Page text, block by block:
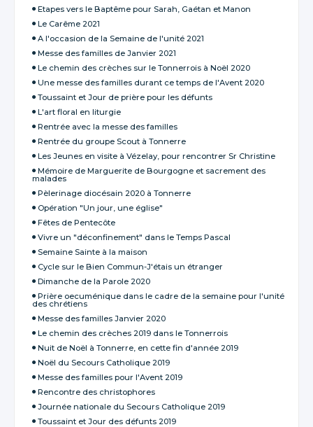
Etapes vers le Baptême pour Sarah, Gaétan et Manon
Le Carême 2021
A l'occasion de la Semaine de l'unité 2021
Messe des familles de Janvier 2021
Le chemin des crèches sur le Tonnerrois à Noël 2020
Une messe des familles durant ce temps de l'Avent 2020
Toussaint et Jour de prière pour les défunts
L'art floral en liturgie
Rentrée avec la messe des familles
Rentrée du groupe Scout à Tonnerre
Les Jeunes en visite à Vézelay, pour rencontrer Sr Christine
Mémoire de Marguerite de Bourgogne et sacrement des
malades
Pèlerinage diocésain 2020 à Tonnerre
Opération "Un jour, une église"
Fêtes de Pentecôte
Vivre un "déconfinement" dans le Temps Pascal
Semaine Sainte à la maison
Cycle sur le Bien Commun-J'étais un étranger
Dimanche de la Parole 2020
Prière oecuménique dans le cadre de la semaine pour l'unité
des chrétiens
Messe des familles Janvier 2020
Le chemin des crèches 2019 dans le Tonnerrois
Nuit de Noël à Tonnerre, en cette fin d'année 2019
Noël du Secours Catholique 2019
Messe des familles pour l'Avent 2019
Rencontre des christophores
Journée nationale du Secours Catholique 2019
Toussaint et Jour des défunts 2019